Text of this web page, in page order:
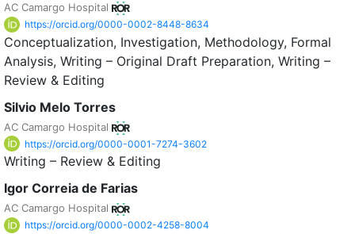
AC Camargo Hospital
https://orcid.org/0000-0002-8448-8634
Conceptualization Investigation Methodology Formal
Analysis Writing – Original Draft Preparation Writing –
Review & Editing
Silvio Melo Torres
AC Camargo Hospital
https://orcid.org/0000-0001-7274-3602
Writing – Review & Editing
Igor Correia de Farias
AC Camargo Hospital
https://orcid.org/0000-0002-4258-8004